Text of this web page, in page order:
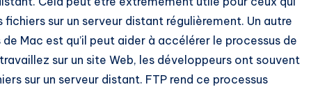
sur un serveur distant régulièrement. Un autre
Mac est qu’il peut aider à accélérer le processus de
sur un site Web, les développeurs ont souvent
sur un serveur distant. FTP rend ce processus